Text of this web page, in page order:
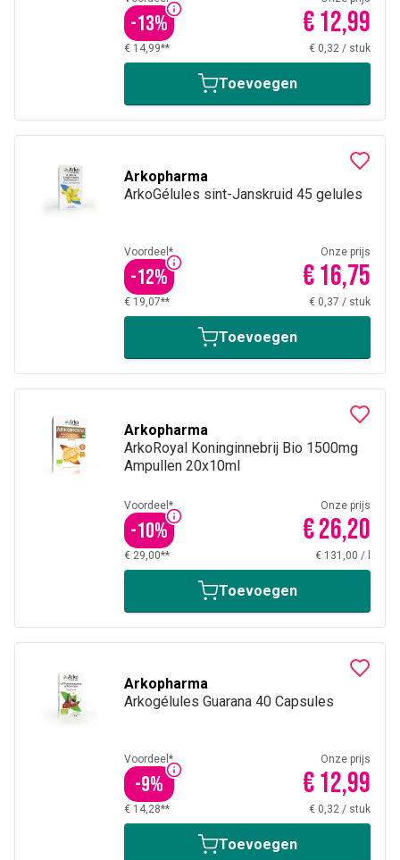
-13% € 12,99
€ 14,99** € 0,32 / stuk
Toevoegen
Arkopharma
ArkoGélules sint-Janskruid 45 gelules
Voordeel*
-12%
Onze prijs
€ 16,75
€ 19,07** € 0,37 / stuk
Toevoegen
Arkopharma
ArkoRoyal Koninginnebrij Bio 1500mg
Ampullen 20x10ml
Voordeel*
-10%
Onze prijs
€ 26,20
€ 29,00** € 131,00 /
Toevoegen
Arkopharma
Arkogélules Guarana 40 Capsules
Voordeel*
-9%
Onze prijs
€ 12,99
€ 14,28** € 0,32 / stuk
Toevoegen